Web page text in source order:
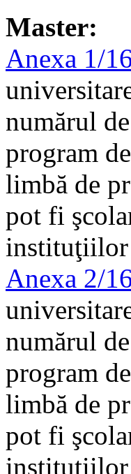
Master:
Anexa 1/
numărul
program
limbă de
pot fi
instituţiilor
Anexa 2/
numărul
program
limbă de
pot fi
instituţiilor